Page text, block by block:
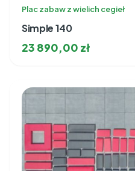
Plac zabaw z wielich cegieł
Simple 140
23 890,00 zł